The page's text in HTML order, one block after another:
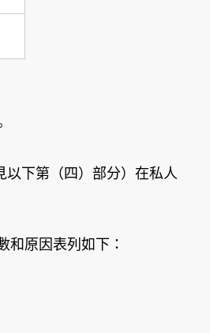
下第（四）部分）在私人
和原因表列如下：